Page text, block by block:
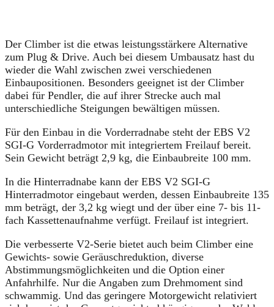
Der Climber ist die etwas leistungsstärkere Alternative
zum Plug & Drive. Auch bei diesem Umbausatz hast du
wieder die Wahl zwischen zwei verschiedenen
Einbaupositionen. Besonders geeignet ist der Climber
dabei für Pendler, die auf ihrer Strecke auch mal
unterschiedliche Steigungen bewältigen müssen.
Für den Einbau in die Vorderradnabe steht der EBS V2
SGI-G Vorderradmotor mit integriertem Freilauf bereit.
Sein Gewicht beträgt 2,9 kg, die Einbaubreite 100 mm.
In die Hinterradnabe kann der EBS V2 SGI-G
Hinterradmotor eingebaut werden, dessen Einbaubreite 135
mm beträgt, der 3,2 kg wiegt und der über eine 7- bis 11-
fach Kassettenaufnahme verfügt. Freilauf ist integriert.
Die verbesserte V2-Serie bietet auch beim Climber eine
Gewichts- sowie Geräuschreduktion, diverse
Abstimmungsmöglichkeiten und die Option einer
Anfahrhilfe. Nur die Angaben zum Drehmoment sind
schwammig. Und das geringere Motorgewicht relativiert